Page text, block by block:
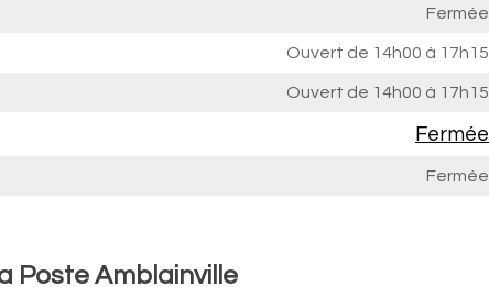
Fermée
Ouvert de 14h00 à 17h15
Ouvert de 14h00 à 17h15
Fermée
Fermée
Poste Amblainville